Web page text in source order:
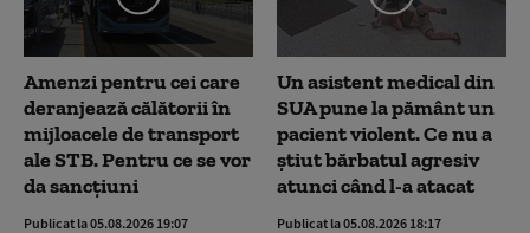
Amenzi pentru cei care
deranjează călătorii în
mijloacele de transport
ale STB. Pentru ce se vor
da sancțiuni
Publicat la 05.08.2026 19:07
Un asistent medical din
SUA pune la pământ un
pacient violent. Ce nu a
știut bărbatul agresiv
atunci când l-a atacat
Publicat la 05.08.2026 18:17